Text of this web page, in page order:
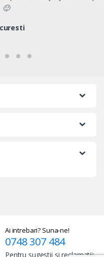
🙂
Ai intrebari? Suna-ne!
0748 307 484
Pentru sugestii si reclamatii: